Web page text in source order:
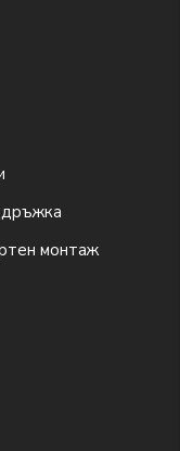
монтаж